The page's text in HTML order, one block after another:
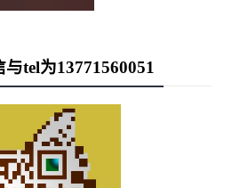
tel为13771560051